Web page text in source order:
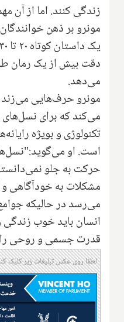
زندگی کنند. اما از آن‌
مونرو بر ذهن
دقت بیش از یک رمان
می‌دهد.
مونرو حرف‌هایی می‌زند
می‌کند که برای
تکنولوژی و بویژه
است. او
حرکت به جلو
مشکلات به خودآگاهی
می‌رسد در حالیکه
انسان باید خوب زندگی
قدرت جسمی و روحی
لطفا روی عکس تبلیغات زیر کلیک